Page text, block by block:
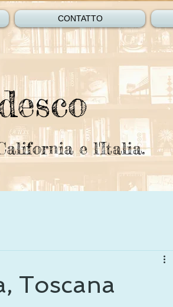
CONTATTO
e l'Italia.
Toscana